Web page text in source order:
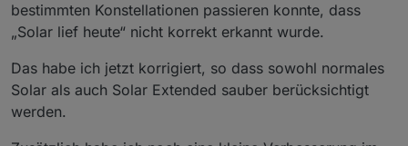
bestimmten Konstellationen passieren konnte, dass
„Solar lief heute“ nicht korrekt erkannt wurde.
Das habe ich jetzt korrigiert, so dass sowohl normales
Solar als auch Solar Extended sauber berücksichtigt
werden.